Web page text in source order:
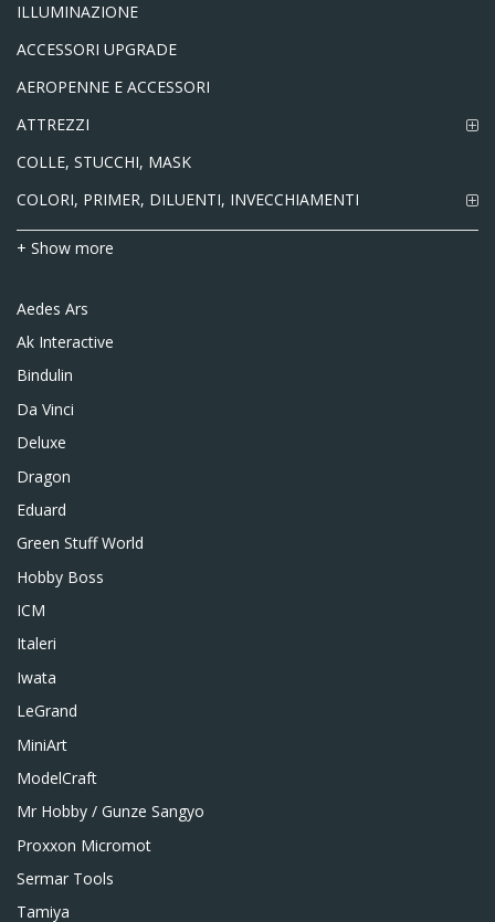
ILLUMINAZIONE
ACCESSORI UPGRADE
AEROPENNE E ACCESSORI
ATTREZZI
COLLE, STUCCHI, MASK
COLORI, PRIMER, DILUENTI, INVECCHIAMENTI
+ Show more
Aedes Ars
Ak Interactive
Bindulin
Da Vinci
Deluxe
Dragon
Eduard
Green Stuff World
Hobby Boss
ICM
Italeri
Iwata
LeGrand
MiniArt
ModelCraft
Mr Hobby / Gunze Sangyo
Proxxon Micromot
Sermar Tools
Tamiya